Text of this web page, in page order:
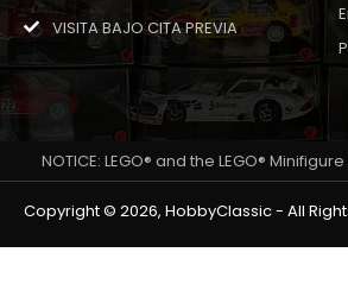
VISITA BAJO CITA PREVIA
NOTICE: LEGO® and the LEGO®
Copyright © 2026, HobbyClassic - All